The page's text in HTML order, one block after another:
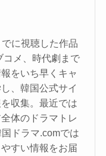
に視聴した作品
コメ、時代劇まで
をいち早くキャ
、韓国公式サイ
収集。最近では
体のドラマトレ
ドラマ.comでは
すい情報をお届